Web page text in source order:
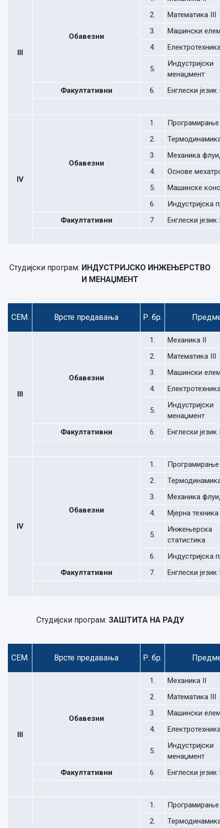
III
Обавезни
2.
Математика III
3.
Машински
4.
5.
Индустријски
менаџмент
Факултативни
6. Енглески језик
IV
Обавезни
1.
Програмирање
2.
3.
Механика
4.
Основе
5.
Машинске
6.
Индустријска
Факултативни
7. Енглески језик
Студијски програм: ИНДУСТРИЈСКО ИНЖЕЊЕРСТВО
И МЕНАЏМЕНТ
СЕМ. Врсте предавања Р. бр.
III
Обавезни
1.
Механика II
2.
Математика III
3.
Машински
4.
5.
Индустријски
менаџмент
Факултативни
6. Енглески језик
IV
Обавезни
1.
Програмирање
2.
3.
Механика
4.
Мјерна техника
5.
Инжењерска
статистика
6.
Индустријска
Факултативни
7. Енглески језик
Студијски програм: ЗАШТИТА НА РАДУ
СЕМ. Врсте предавања Р. бр.
III
Обавезни
1.
Механика II
2.
Математика III
3.
Машински
4.
5.
Индустријски
менаџмент
Факултативни
6. Енглески језик
1.
Програмирање
2.